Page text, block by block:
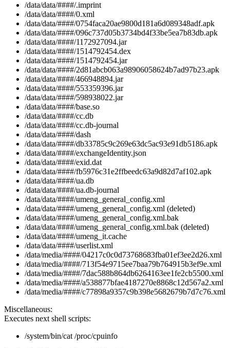
/data/data/####/.imprint
/data/data/####/0.xml
/data/data/####/0754faca20ae9800d181a6d089348adf.apk
/data/data/####/096c737d05b3734bd4f33be5ea7b83db.apk
/data/data/####/1172927094.jar
/data/data/####/1514792454.dex
/data/data/####/1514792454.jar
/data/data/####/2d81abcb063a98906058624b7ad97b23.apk
/data/data/####/466948894.jar
/data/data/####/553359396.jar
/data/data/####/598938022.jar
/data/data/####/base.so
/data/data/####/cc.db
/data/data/####/cc.db-journal
/data/data/####/dash
/data/data/####/db33785c9c269e63dc5ac93e91db5186.apk
/data/data/####/exchangeIdentity.json
/data/data/####/exid.dat
/data/data/####/fb5976c31e2ffbeedc63a9d82d7af102.apk
/data/data/####/ua.db
/data/data/####/ua.db-journal
/data/data/####/umeng_general_config.xml
/data/data/####/umeng_general_config.xml (deleted)
/data/data/####/umeng_general_config.xml.bak
/data/data/####/umeng_general_config.xml.bak (deleted)
/data/data/####/umeng_it.cache
/data/data/####/userlist.xml
/data/media/####/04217c0c0d73768683fba01ef3ee2d26.xml
/data/media/####/713f54e9715ee7baa79b764915b3ef9e.xml
/data/media/####/7dac588b864db6264163ee1fe2cb5500.xml
/data/media/####/a538877bfae4187270e8868c12d567a2.xml
/data/media/####/c77898a9357c9b398e5682679b7d7c76.xml
Miscellaneous:
Executes next shell scripts:
/system/bin/cat /proc/cpuinfo